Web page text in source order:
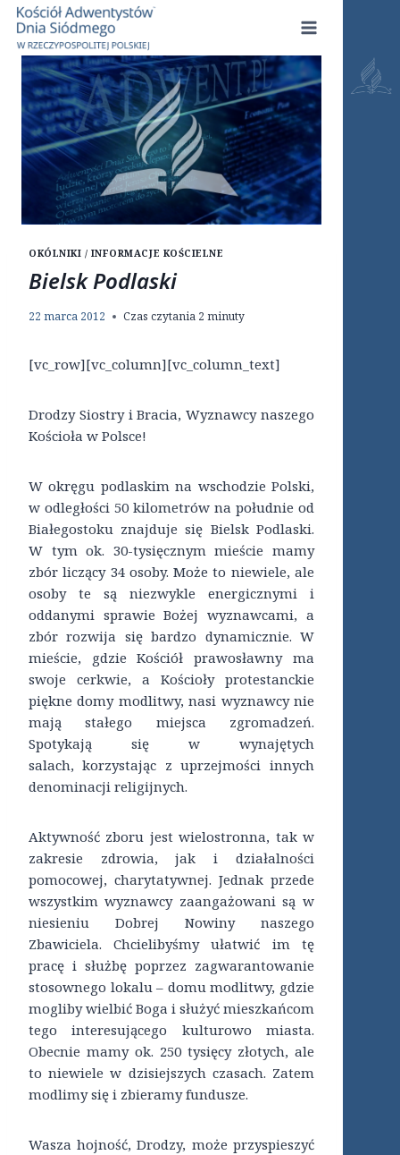
Przejdź
treści
OKÓLNIKI / INFORMACJE KOŚCIELNE
Bielsk Podlaski
22 marca 2012 Czas czytania 2 minuty
[vc_row][vc_column][vc_column_text]
Drodzy Siostry i Bracia, Wyznawcy naszego
Kościoła w Polsce!
W okręgu podlaskim na wschodzie Polski,
w odległości 50 kilometrów na południe od
Białegostoku znajduje się Bielsk Podlaski.
W tym ok. 30-tysięcznym mieście mamy
zbór liczący 34 osoby. Może to niewiele, ale
osoby te są niezwykle energicznymi i
oddanymi sprawie Bożej wyznawcami, a
zbór rozwija się bardzo dynamicznie. W
mieście, gdzie Kościół prawosławny ma
swoje cerkwie, a Kościoły protestanckie
piękne domy modlitwy, nasi wyznawcy nie
mają stałego miejsca zgromadzeń.
Spotykają się w wynajętych
salach, korzystając z uprzejmości innych
denominacji religijnych.
Aktywność zboru jest wielostronna, tak w
zakresie zdrowia, jak i działalności
pomocowej, charytatywnej. Jednak przede
wszystkim wyznawcy zaangażowani są w
niesieniu Dobrej Nowiny naszego
Zbawiciela. Chcielibyśmy ułatwić im tę
pracę i służbę poprzez zagwarantowanie
stosownego lokalu – domu modlitwy, gdzie
mogliby wielbić Boga i służyć mieszkańcom
tego interesującego kulturowo miasta.
Obecnie mamy ok. 250 tysięcy złotych, ale
to niewiele w dzisiejszych czasach. Zatem
modlimy się i zbieramy fundusze.
Wasza hojność, Drodzy, może przyspieszyć